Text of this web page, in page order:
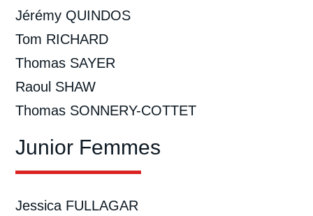
Jérémy QUINDOS
Tom RICHARD
Thomas SAYER
Raoul SHAW
Thomas SONNERY-COTTET
Junior Femmes
Jessica FULLAGAR